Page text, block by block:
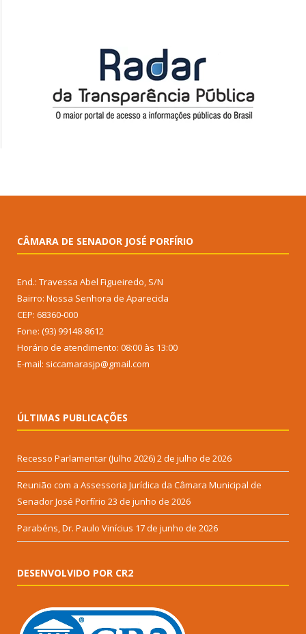
CÂMARA DE SENADOR JOSÉ PORFÍRIO
End.: Travessa Abel Figueiredo, S/N
Bairro: Nossa Senhora de Aparecida
CEP: 68360-000
Fone: (93) 99148-8612
Horário de atendimento: 08:00 às 13:00
E-mail: siccamarasjp@gmail.com
ÚLTIMAS PUBLICAÇÕES
Recesso Parlamentar (Julho 2026)2 de julho de 2026
Reunião com a Assessoria Jurídica da Câmara Municipal de
Senador José Porfírio 23 de junho de 2026
Parabéns, Dr. Paulo Vinícius 17 de junho de 2026
DESENVOLVIDO POR CR2